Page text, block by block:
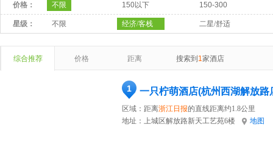
价格： 不限 150以下 150-300
星级： 不限 经济/客栈 二星/舒适
综合推荐 价格 距离 搜索到 1家酒店
1 一只柠萌酒店(杭州西湖解放路
区域：距离浙江日报的直线距离约1.8公里
地址： 上城区解放路新天工艺苑6楼 地图